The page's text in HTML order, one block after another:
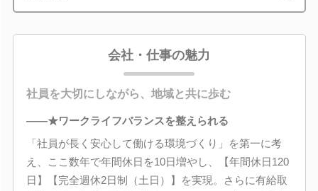
会社・仕事の魅力
社員を大切にしながら、地域と共に歩む
――★ワークライフバランスを整えられる
「社員が長く安心して働ける環境づくり」を第一に考
え、ここ数年で年間休日を10日増やし、【年間休日120
日】【完全週休2日制（土日）】を実現。さらに有給取